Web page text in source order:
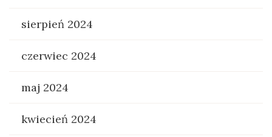
sierpień 2024
czerwiec 2024
maj 2024
kwiecień 2024